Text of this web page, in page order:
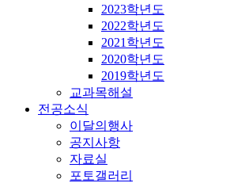
2023학년도
2022학년도
2021학년도
2020학년도
2019학년도
교과목해설
전공소식
이달의행사
공지사항
자료실
포토갤러리